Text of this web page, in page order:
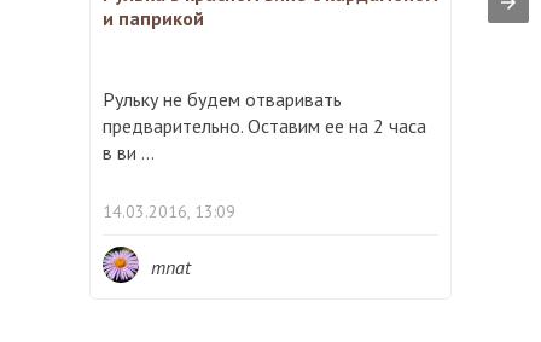
и паприкой
Рульку не будем отваривать
предварительно. Оставим ее на 2 часа
в ви ...
14.03.2016, 13:09
mnat